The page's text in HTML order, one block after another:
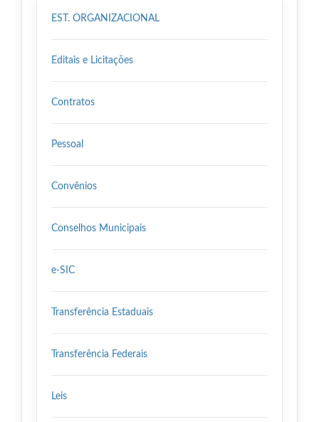
EST. ORGANIZACIONAL
Editais e Licitações
Contratos
Pessoal
Convênios
Conselhos Municipais
e-SIC
Transferência Estaduais
Transferência Federais
Leis